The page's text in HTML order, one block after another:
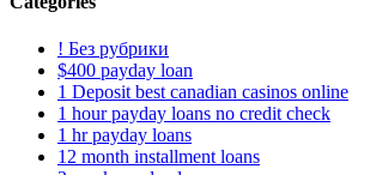
! Без рубрики
$400 payday loan
1 Deposit best canadian casinos online
1 hour payday loans no credit check
1 hr payday loans
12 month installment loans